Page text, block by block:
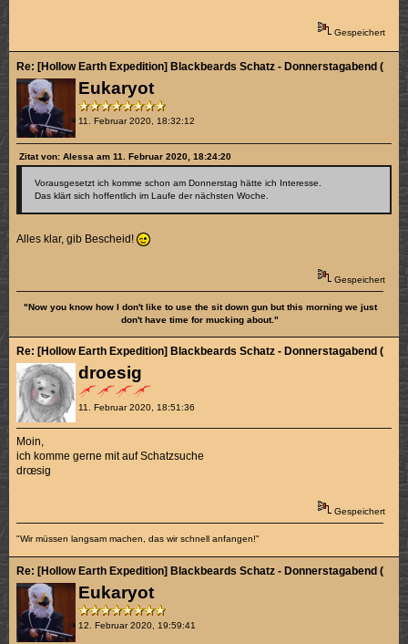
Gespeichert
Eukaryot
11. Februar 2020, 18:32:12
Re: [Hollow Earth Expedition] Blackbeards Schatz - Donnerstagabend (1/4)
Zitat von: Alessa am 11. Februar 2020, 18:24:20
Vorausgesetzt ich komme schon am Donnerstag hätte ich Interesse.
Das klärt sich hoffentlich im Laufe der nächsten Woche.
Alles klar, gib Bescheid!
Gespeichert
"Now you know how I don't like to use the sit down gun but this morning we just
don't have time for mucking about."
droesig
11. Februar 2020, 18:51:36
Re: [Hollow Earth Expedition] Blackbeards Schatz - Donnerstagabend (1/4)
Moin,
ich komme gerne mit auf Schatzsuche
drœsig
Gespeichert
"Wir müssen langsam machen, das wir schnell anfangen!"
Eukaryot
12. Februar 2020, 19:59:41
Re: [Hollow Earth Expedition] Blackbeards Schatz - Donnerstagabend (1/4)